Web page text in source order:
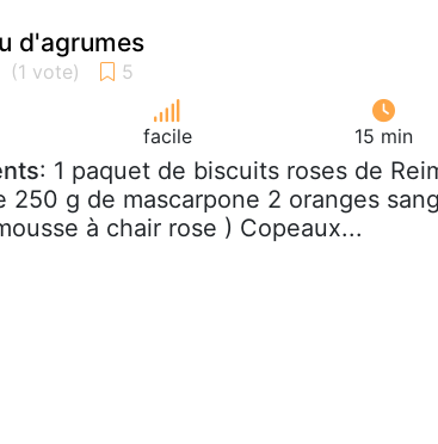
d'agrumes
facile 15 min
: 1 paquet de biscuits roses de
250 g de mascarpone 2 oranges
à chair rose ) Copeaux...